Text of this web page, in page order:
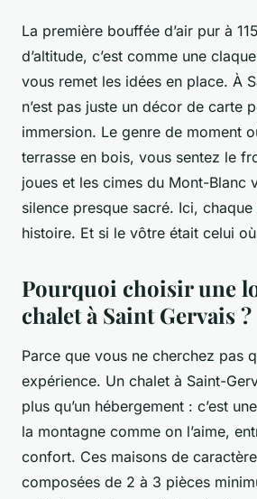
La première bouffée d’air pur à
d’altitude, c’est comme une
vous remet les idées en place. À
n’est pas juste un décor de carte
immersion. Le genre de moment
terrasse en bois, vous sentez le
joues et les cimes du Mont-Blanc
silence presque sacré. Ici,
histoire. Et si le vôtre était celui
Pourquoi choisir une
chalet à Saint Gervais ?
Parce que vous ne cherchez pas
expérience. Un chalet à Saint-
plus qu’un hébergement : c’est
la montagne comme on l’aime,
confort. Ces maisons de
composées de 2 à 3 pièces